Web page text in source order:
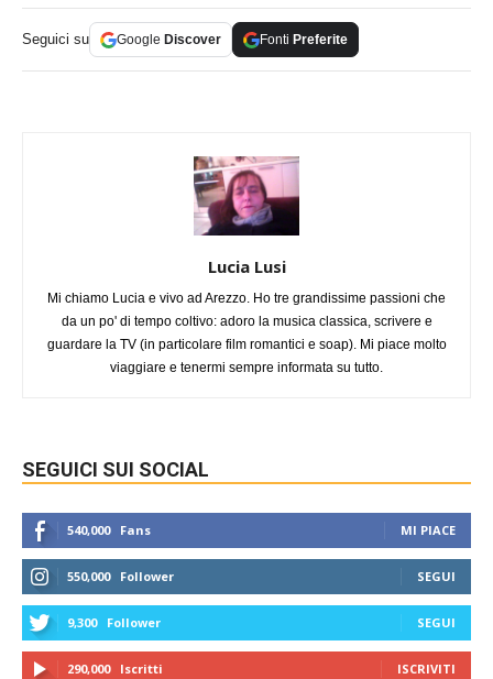
Seguici su Google Discover Fonti Preferite
Lucia Lusi
Mi chiamo Lucia e vivo ad Arezzo. Ho tre grandissime passioni che
da un po' di tempo coltivo: adoro la musica classica, scrivere e
guardare la TV (in particolare film romantici e soap). Mi piace molto
viaggiare e tenermi sempre informata su tutto.
SEGUICI SUI SOCIAL
540,000 Fans MI PIACE
550,000 Follower SEGUI
9,300 Follower SEGUI
290,000 Iscritti ISCRIVITI